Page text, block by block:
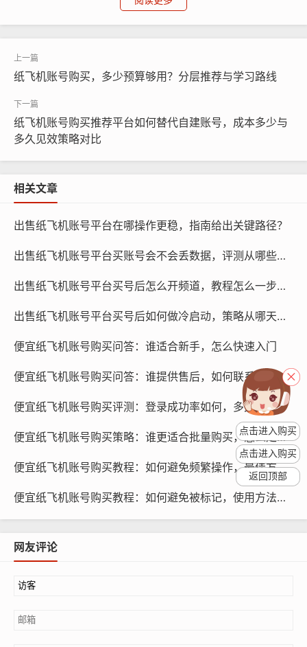
带养号功能：带养号功能是选择平台的重要标准之一，一
并对其进行优化和推广，提高账号的活跃度和影响力。
纸飞机账号购买, 在线购买tg账号, 电报聊天账号购买,wdd
16888.com
价格：价格也是一个重要的考虑因素，在保证平台信誉和
带养号功能的前提下，选择性价比高的套餐。
服务与保障：一个优秀的平台，除了提供带养号功能外，
推广等基本服务，适合新手和小型商家使用。
纸飞机账号购买，多少预算够用？分层推荐与学习路线
纸飞机账号购买推荐平台如何替代自建账号，成本多少与
多久见效策略对比
相关文章
出售纸飞机账号平台在哪操作更稳，指南给出关键路径？
出售纸飞机账号平台买账号会不会丢数据，评测从哪些维度？
出售纸飞机账号平台买号后怎么开频道，教程怎么一步步来？
出售纸飞机账号平台买号后如何做冷启动，策略从哪天开始？
便宜纸飞机账号购买问答：谁适合新手，怎么快速入门
便宜纸飞机账号购买问答：谁提供售后，如何联系保障
便宜纸飞机账号购买评测：登录成功率如何，多久稳定
便宜纸飞机账号购买策略：谁更适合批量购买，怎么定价谈判
便宜纸飞机账号购买教程：如何避免频繁操作，最佳方法是什么
便宜纸飞机账号购买教程：如何避免被标记，使用方法有哪些
网友评论
点击进入购买
点击进入购买
返回顶部